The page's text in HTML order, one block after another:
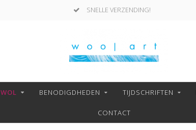
SNELLE VERZENDING!
BENODIGDHEDEN TIJDSCHRIFTEN
CONTACT